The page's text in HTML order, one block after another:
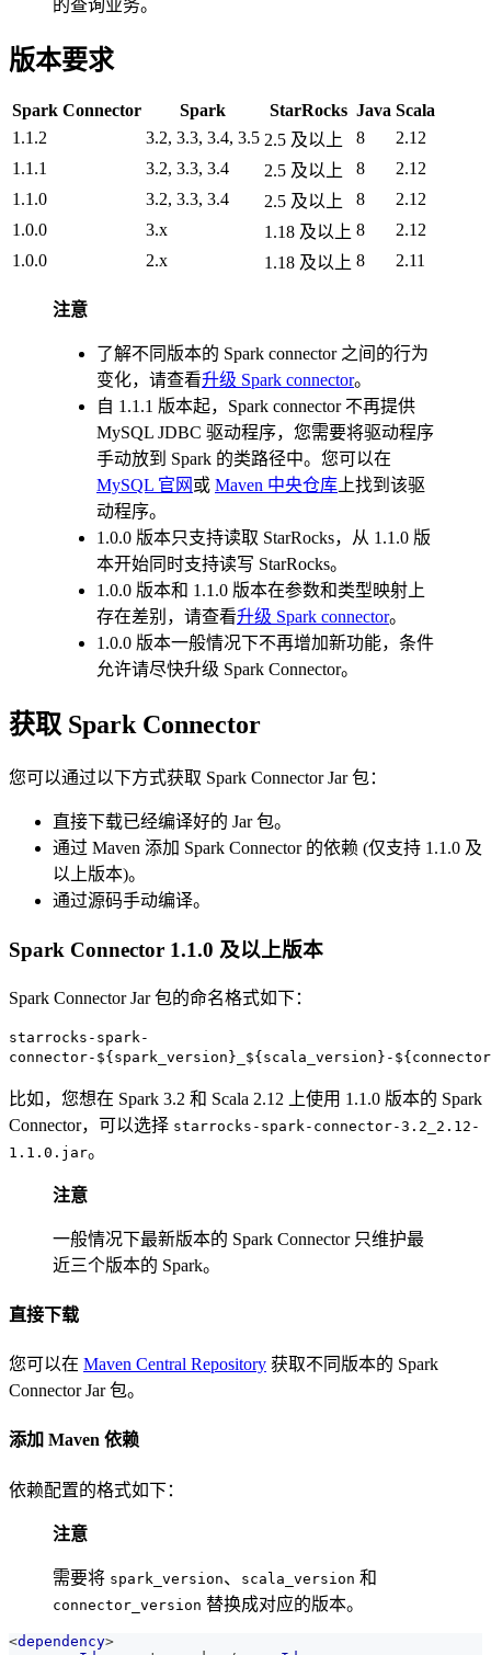
的查询业务。
版本要求
Spark Connector Spark StarRocks Java Scala
1.1.2
3.2, 3.3, 3.4, 3.5 2.5 及以上 8
2.12
1.1.1
3.2, 3.3, 3.4 2.5 及以上 8
2.12
1.1.0
3.2, 3.3, 3.4 2.5 及以上 8
2.12
1.0.0
3.x 1.18 及以上 8
2.12
1.0.0
2.x 1.18 及以上 8 2.11
注意
了解不同版本的 Spark connector 之间的行为
变化，请查看升级 Spark connector。
自 1.1.1 版本起，Spark connector 不再提供
MySQL JDBC 驱动程序，您需要将驱动程序
手动放到 Spark 的类路径中。您可以在
MySQL 官网 或 Maven 中央仓库上找到该驱
动程序。
1.0.0 版本只支持读取 StarRocks，从 1.1.0 版
本开始同时支持读写 StarRocks。
1.0.0 版本和 1.1.0 版本在参数和类型映射上
存在差别，请查看升级 Spark connector。
1.0.0 版本一般情况下不再增加新功能，条件
允许请尽快升级 Spark Connector。
获取 Spark Connector
您可以通过以下方式获取 Spark Connector Jar 包：
直接下载已经编译好的 Jar 包。
通过 Maven 添加 Spark Connector 的依赖 (仅支持 1.1.0 及
以上版本)。
通过源码手动编译。
Spark Connector 1.1.0 及以上版本
Spark Connector Jar 包的命名格式如下：
starrocks-spark-
connector-${spark_version}_${scala_version}-
比如，您想在 Spark 3.2 和 Scala 2.12 上使用 1.1.0 版本的 Spark
Connector，可以选择 starrocks-spark-connector-3.2_2.12-
1.1.0.jar。
注意
一般情况下最新版本的 Spark Connector 只维护最
近三个版本的 Spark。
直接下载
您可以在 Maven Central Repository 获取不同版本的 Spark
Connector Jar 包。
添加 Maven 依赖
依赖配置的格式如下：
注意
需要将 spark_version、 scala_version 和
connector_version 替换成对应的版本。
<dependency>